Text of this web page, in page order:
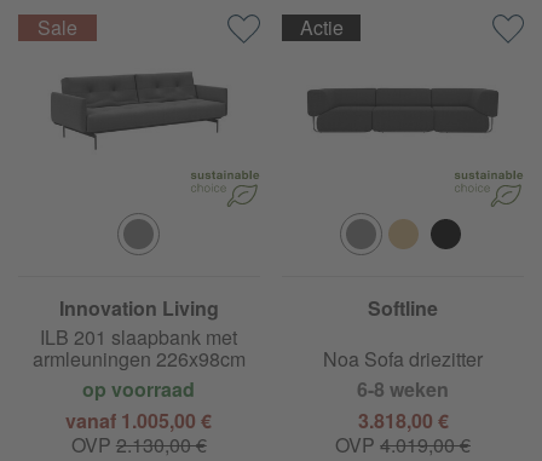
Innovation Living
ILB 201 slaapbank met
armleuningen 226x98cm
op voorraad
vanaf 1.005,00 €
OVP 2.130,00 €
Softline
Noa Sofa driezitter
6-8 weken
3.818,00 €
OVP4.019,00 €
Actie